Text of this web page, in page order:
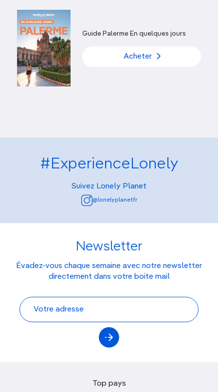
Guide Palerme En quelques jours
Acheter
#ExperienceLonely
Suivez Lonely Planet
@lonelyplanetfr
Newsletter
Évadez-vous chaque semaine avec notre newsletter
directement dans votre boite mail
Top pays